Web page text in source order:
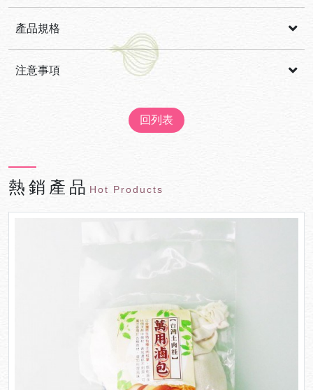
味。產自冬天至春天野生肉桂花，舒醒的花季正是濃郁花香時
產品規格
注意事項
回列表
熱銷產品 Hot Products